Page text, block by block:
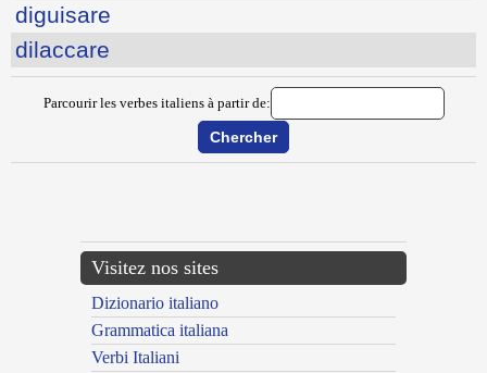
diguisare
dilaccare
Parcourir les verbes italiens à partir de:
Visitez nos sites
Dizionario italiano
Grammatica italiana
Verbi Italiani